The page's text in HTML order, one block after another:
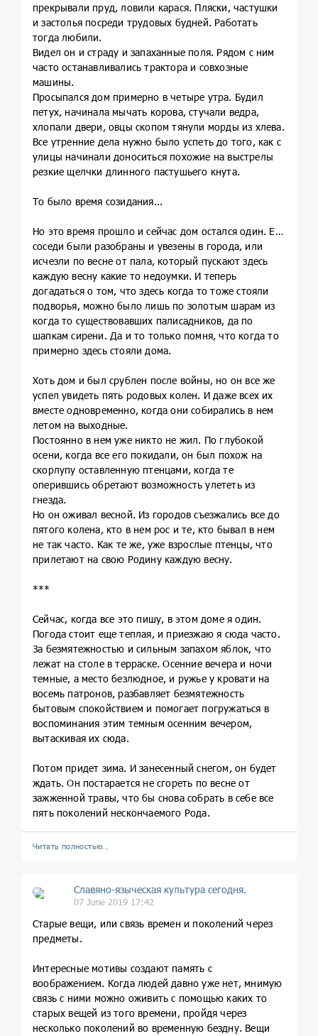
прекрывали пруд, ловили карася. Пляски, частушки
и застолья посреди трудовых будней. Работать
тогда любили.
Видел он и страду и запаханные поля. Рядом с ним
часто останавливались трактора и совхозные
машины.
Просыпался дом примерно в четыре утра. Будил
петух, начинала мычать корова, стучали ведра,
хлопали двери, овцы скопом тянули морды из хлева.
Все утренние дела нужно было успеть до того, как с
улицы начинали доноситься похожие на выстрелы
резкие щелчки длинного пастушьего кнута.
То было время созидания...
Но это время прошло и сейчас дом остался один. Его
соседи были разобраны и увезены в города, или
исчезли по весне от пала, который пускают здесь
каждую весну какие то недоумки. И теперь
догадаться о том, что здесь когда то тоже стояли
подворья, можно было лишь по золотым шарам из
когда то существовавших палисадников, да по
шапкам сирени. Да и то только помня, что когда то
примерно здесь стояли дома.
Хоть дом и был срублен после войны, но он все же
успел увидеть пять родовых колен. И даже всех их
вместе одновременно, когда они собирались в нем
летом на выходные.
Постоянно в нем уже никто не жил. По глубокой
осени, когда все его покидали, он был похож на
скорлупу оставленную птенцами, когда те
оперившись обретают возможность улететь из
гнезда.
Но он оживал весной. Из городов съезжались все до
пятого колена, кто в нем рос и те, кто бывал в нем
не так часто. Как те же, уже взрослые птенцы, что
прилетают на свою Родину каждую весну.
***
Сейчас, когда все это пишу, в этом доме я один.
Погода стоит еще теплая, и приезжаю я сюда часто.
За безмятежностью и сильным запахом яблок, что
лежат на столе в терраске. Осенние вечера и ночи
темные, а место безлюдное, и ружье у кровати на
восемь патронов, разбавляет безмятежность
бытовым спокойствием и помогает погружаться в
воспоминания этим темным осенним вечером,
вытаскивая их сюда.
Потом придет зима. И занесенный снегом, он будет
ждать. Он постарается не сгореть по весне от
зажженной травы, что бы снова собрать в себе все
пять поколений нескончаемого Рода.
Читать полностью…
Славяно-языческая культура сегодня.
07 June 2019 17:42
Старые вещи, или связь времен и поколений через
предметы.
Интересные мотивы создают память с
воображением. Когда людей давно уже нет, мнимую
связь с ними можно оживить с помощью каких то
старых вещей из того времени, пройдя через
несколько поколений во временную бездну. Вещи